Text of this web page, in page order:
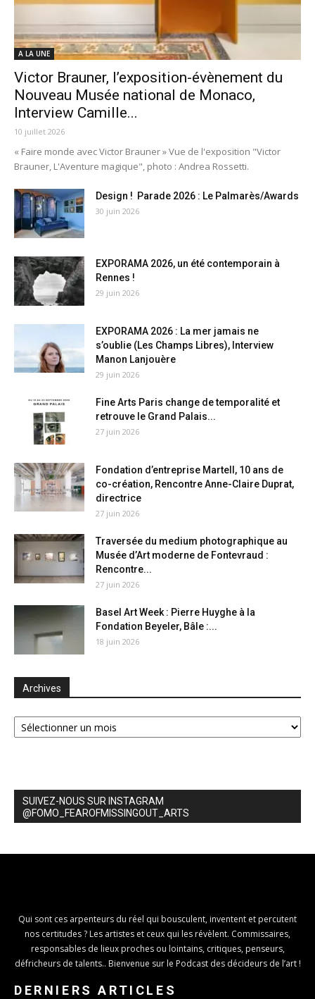
A LA UNE
Victor Brauner, l’exposition-évènement du
Nouveau Musée national de Monaco,
Interview Camille...
10 juillet 2026
« Faire monde avec Victor Brauner » Vue de l'exposition "Victor
Brauner, L'Aventure magique", photo : Andrea Rossetti.
Design ! Parade 2026 : Le Palmarès/Awards
30 juin 2026
EXPORAMA 2026, un été contemporain à
Rennes !
29 juin 2026
EXPORAMA 2026 : La mer jamais ne
s’oublie (Les Champs Libres), Interview
Manon Lanjouère
29 juin 2026
Fine Arts Paris change de temporalité et
retrouve le Grand Palais...
27 juin 2026
Fondation d’entreprise Martell, 10 ans de
co-création, Rencontre Anne-Claire Duprat,
directrice
27 juin 2026
Traversée du medium photographique au
Musée d’Art moderne de Fontevraud :
Rencontre...
27 juin 2026
Basel Art Week : Pierre Huyghe à la
Fondation Beyeler, Bâle :...
18 juin 2026
Archives
Archives
SUIVEZ-NOUS SUR INSTAGRAM
@FOMO_FEAROFMISSINGOUT_ARTS
Qui sont ces arpenteurs du réel qui bousculent, inventent et percutent
nos certitudes ? Les artistes et ceux qui les révèlent. Commissaires,
responsables de lieux proches ou lointains, critiques, penseurs,
défricheurs de talents.. Bienvenue sur le Podcast des décideurs de l’art !
DERNIERS ARTICLES